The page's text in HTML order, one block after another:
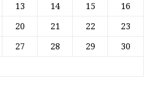
13 14 15 16
20 21 22 23
27 28 29 30